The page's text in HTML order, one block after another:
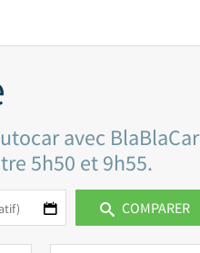
avec BlaBlaCar
5h50 et 9h55.
COMPARER